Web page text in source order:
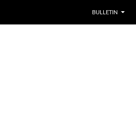
BULLETIN